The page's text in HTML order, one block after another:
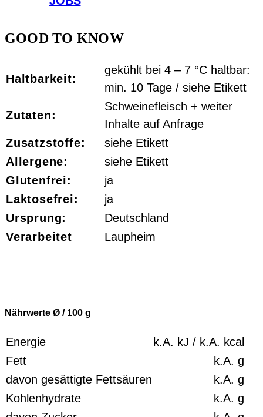
GOOD TO KNOW
Haltbarkeit:
gekühlt bei 4 – 7 °C haltbar:
min. 10 Tage / siehe Etikett
Zutaten:
Schweinefleisch + weiter
Inhalte auf Anfrage
Zusatzstoffe:
siehe Etikett
Allergene:
siehe Etikett
Glutenfrei:
ja
Laktosefrei:
ja
Ursprung:
Deutschland
Verarbeitet
Laupheim
Nährwerte Ø / 100 g
Energie k.A. kJ / k.A. kcal
Fett
k.A. g
davon gesättigte Fettsäuren
k.A. g
Kohlenhydrate
k.A. g